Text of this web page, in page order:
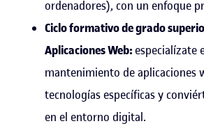
ordenadores), con un enfoque
Ciclo formativo de grado
Aplicaciones Web:especialízate
mantenimiento de aplicaciones
tecnologías específicas y
en el entorno digital.